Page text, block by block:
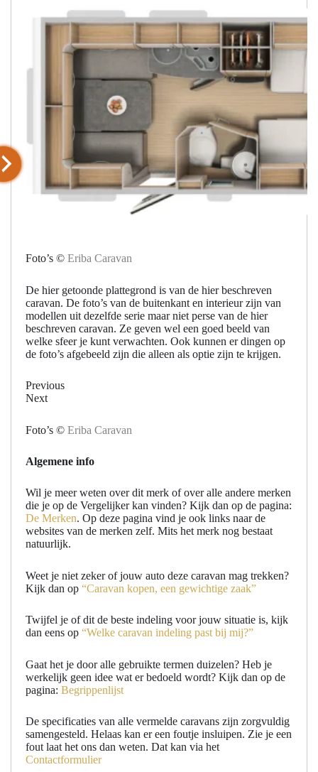
Foto’s © Eriba Caravan
De hier getoonde plattegrond is van de hier beschreven
caravan. De foto’s van de buitenkant en interieur zijn van
modellen uit dezelfde serie maar niet perse van de hier
beschreven caravan. Ze geven wel een goed beeld van
welke sfeer je kunt verwachten. Ook kunnen er dingen op
de foto’s afgebeeld zijn die alleen als optie zijn te krijgen.
Previous
Next
Foto’s © Eriba Caravan
Algemene info
Wil je meer weten over dit merk of over alle andere merken
die je op de Vergelijker kan vinden? Kijk dan op de pagina:
De Merken. Op deze pagina vind je ook links naar de
websites van de merken zelf. Mits het merk nog bestaat
natuurlijk.
Weet je niet zeker of jouw auto deze caravan mag trekken?
Kijk dan op “Caravan kopen, een gewichtige zaak”
Twijfel je of dit de beste indeling voor jouw situatie is, kijk
dan eens op “Welke caravan indeling past bij mij?”
Gaat het je door alle gebruikte termen duizelen? Heb je
werkelijk geen idee wat er bedoeld wordt? Kijk dan op de
pagina: Begrippenlijst
De specificaties van alle vermelde caravans zijn zorgvuldig
samengesteld. Helaas kan er een foutje insluipen. Zie je een
fout laat het ons dan weten. Dat kan via het
Contactformulier